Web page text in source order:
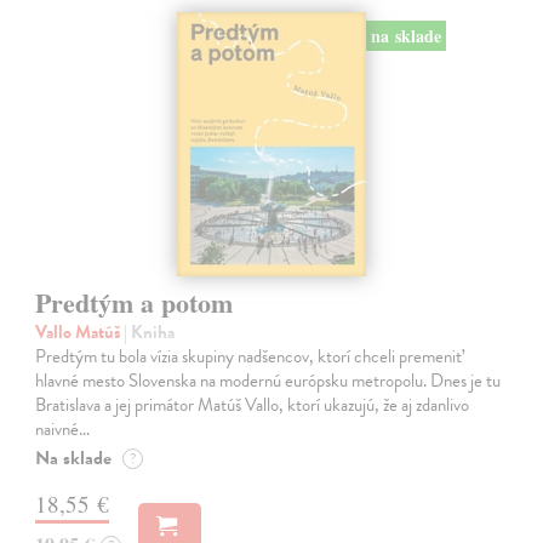
na sklade
Predtým a potom
Vallo Matúš| Kniha
Predtým tu bola vízia skupiny nadšencov, ktorí chceli premeniť
hlavné mesto Slovenska na modernú európsku metropolu. Dnes je tu
Bratislava a jej primátor Matúš Vallo, ktorí ukazujú, že aj zdanlivo
naivné…
Na sklade ?
18,55 €